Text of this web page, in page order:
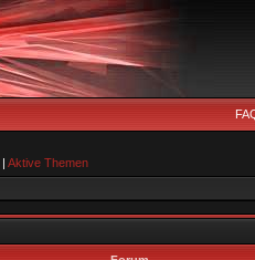
| Aktive Themen